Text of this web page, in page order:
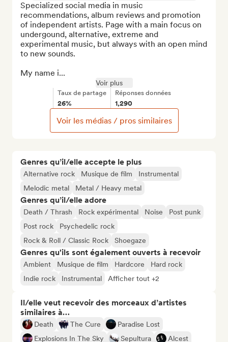
Genres qu’il/elle accepte le plus
Alternative rock Musique de film
Instrumental
Melodic metal
Metal / Heavy metal
Genres qu’il/elle adore
Death / Thrash Rock expérimental Noise
Post punk
Post rock
Psychedelic rock
Rock & Roll / Classic Rock
Shoegaze
Genres qu'ils sont également ouverts à recevoir
Ambient Musique de film Hardcore
Hard rock
Indie rock
Instrumental Afficher tout +2
Il/elle veut recevoir des morceaux d’artistes
similaires à…
Death The Cure
Paradise Lost
Explosions In The Sky
Sepultura
Alcest
Specialized social media in music
recommendations, album reviews and promotion
of independent artists. Page with a main focus on
undergound, alternative, extreme and
experimental music, but always with an open mind
to new sounds.
My name i...
Voir plus
Taux de partage
26%
Réponses données
1,290
Voir les médias / pros similaires